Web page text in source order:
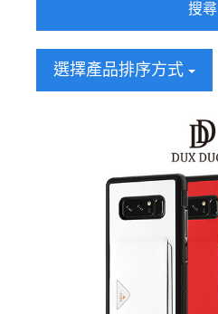
搜尋
選擇產品排序方式